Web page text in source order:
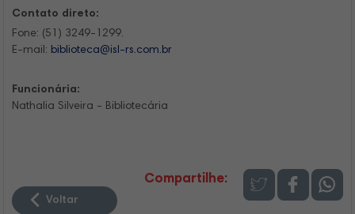
Contato direto:
Fone: (51) 3249-1299.
E-mail: biblioteca@isl-rs.com.br
Funcionária:
Nathalia Silveira - Bibliotecária
Voltar
Compartilhe: